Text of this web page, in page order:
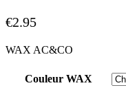
€2.95
WAX AC&CO
Couleur WAX